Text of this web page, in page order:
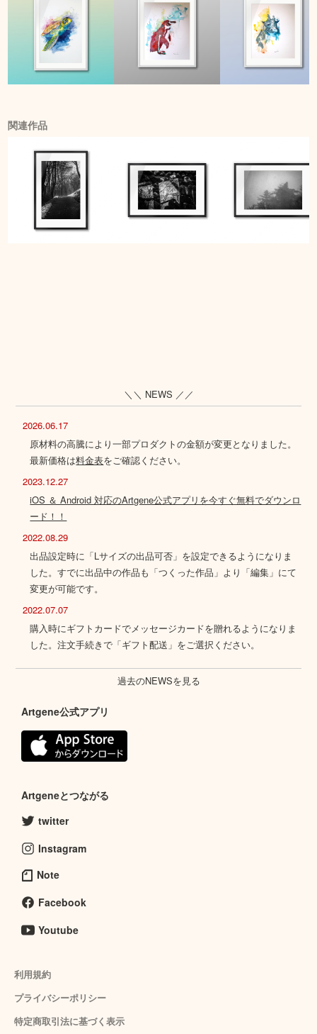
関連作品
＼＼ NEWS ／／
2026.06.17
原材料の高騰により一部プロダクトの金額が変更となりました。
最新価格は料金表をご確認ください。
2023.12.27
iOS ＆ Android 対応のArtgene公式アプリを今すぐ無料でダウンロ
ード！！
2022.08.29
出品設定時に「Lサイズの出品可否」を設定できるようになりま
した。すでに出品中の作品も「つくった作品」より「編集」にて
変更が可能です。
2022.07.07
購入時にギフトカードでメッセージカードを贈れるようになりま
した。注文手続きで「ギフト配送」をご選択ください。
過去のNEWSを見る
Artgene公式アプリ
Artgeneとつながる
twitter
Instagram
Note
Facebook
Youtube
利用規約
プライバシーポリシー
特定商取引法に基づく表示